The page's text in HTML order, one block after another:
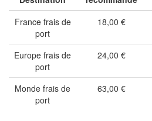
France frais de
port
18,00 €
Europe frais de
port
24,00 €
Monde frais de
port
63,00 €